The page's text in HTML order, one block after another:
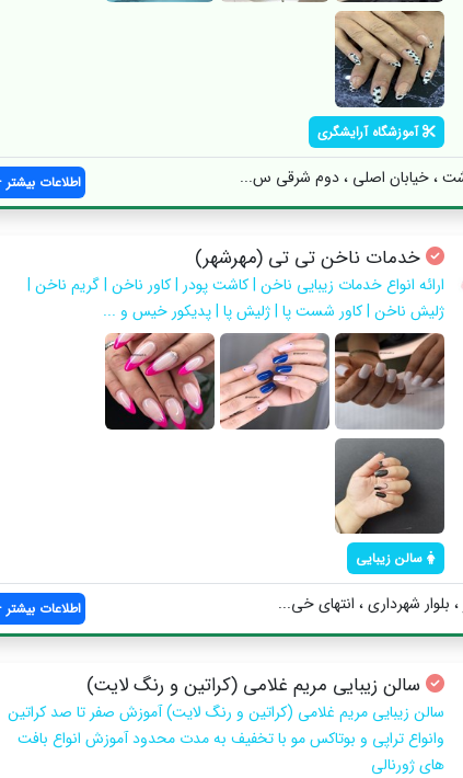
آموزشگاه آرایشگری
، خیابان اصلی ، دوم شرقی س... اطلاعات بیشتر
خدمات ناخن تی تی (مهرشهر)
ارائه انواع خدمات زیبایی ناخن | کاشت پودر | کاور‌ ناخن | گریم ناخن |
ژلیش ناخن | کاور شست پا | ژلیش پا | پدیکور خیس و ...
سالن زیبایی
بلوار شهرداری ، انتهای خی... اطلاعات بیشتر
سالن زیبایی مریم غلامی (کراتین و رنگ لایت)
سالن زیبایی مریم غلامی (کراتین و رنگ لایت) آموزش صفر تا صد كراتين
وانواع تراپي و بوتاكس مو با تخفيف به مدت محدود آموزش انواع بافت
هاي ژورنالي